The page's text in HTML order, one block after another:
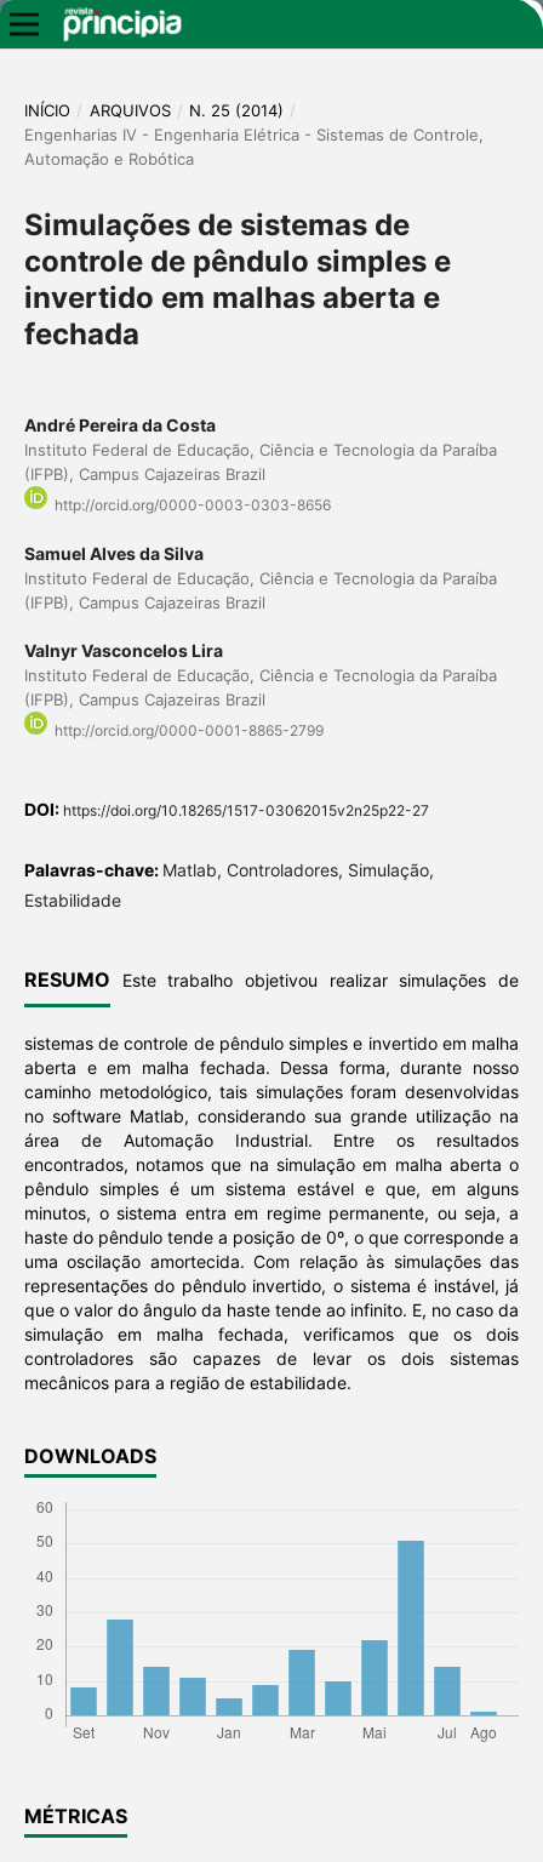
INÍCIO / ARQUIVOS / N. 25 (2014) /
Engenharias IV - Engenharia Elétrica - Sistemas de Controle,
Automação e Robótica
Simulações de sistemas de
controle de pêndulo simples e
invertido em malhas aberta e
fechada
André Pereira da Costa
Instituto Federal de Educação, Ciência e Tecnologia da Paraíba
(IFPB), Campus Cajazeiras Brazil
http://orcid.org/0000-0003-0303-8656
Samuel Alves da Silva
Instituto Federal de Educação, Ciência e Tecnologia da Paraíba
(IFPB), Campus Cajazeiras Brazil
Valnyr Vasconcelos Lira
Instituto Federal de Educação, Ciência e Tecnologia da Paraíba
(IFPB), Campus Cajazeiras Brazil
http://orcid.org/0000-0001-8865-2799
DOI: https://doi.org/10.18265/1517-03062015v2n25p22-27
Palavras-chave: Matlab, Controladores, Simulação,
Estabilidade
RESUMO Este trabalho objetivou realizar simulações de
sistemas de controle de pêndulo simples e invertido em malha
aberta e em malha fechada. Dessa forma, durante nosso
caminho metodológico, tais simulações foram desenvolvidas
no software Matlab, considerando sua grande utilização na
área de Automação Industrial. Entre os resultados
encontrados, notamos que na simulação em malha aberta o
pêndulo simples é um sistema estável e que, em alguns
minutos, o sistema entra em regime permanente, ou seja, a
haste do pêndulo tende a posição de 0º, o que corresponde a
uma oscilação amortecida. Com relação às simulações das
representações do pêndulo invertido, o sistema é instável, já
que o valor do ângulo da haste tende ao infinito. E, no caso da
simulação em malha fechada, verificamos que os dois
controladores são capazes de levar os dois sistemas
mecânicos para a região de estabilidade.
DOWNLOADS
MÉTRICAS